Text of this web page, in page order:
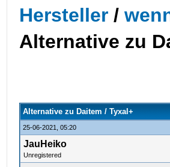
Hersteller/
Alternative zu
Alternative zu Daitem / Tyxal+
25-06-2021, 05:20
JauHeiko
Unregistered